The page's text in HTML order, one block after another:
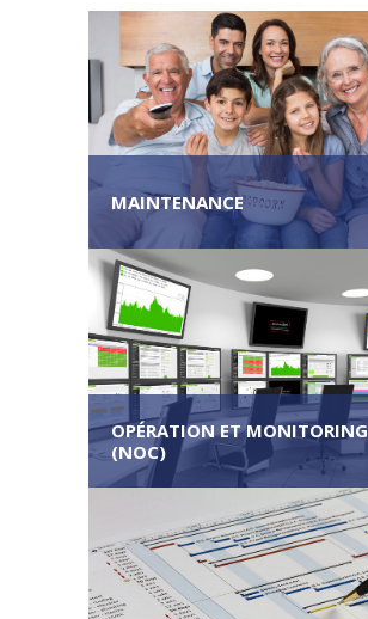
MAINTENANCE
OPÉRATION ET MONITORING
(NOC)